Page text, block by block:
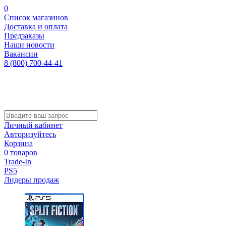
0
Список магазинов
Доставка и оплата
Предзаказы
Наши новости
Вакансии
8 (800) 700-44-41
Личный кабинет
Авторизуйтесь
Корзина
0 товаров
Trade-In
PS5
Лидеры продаж